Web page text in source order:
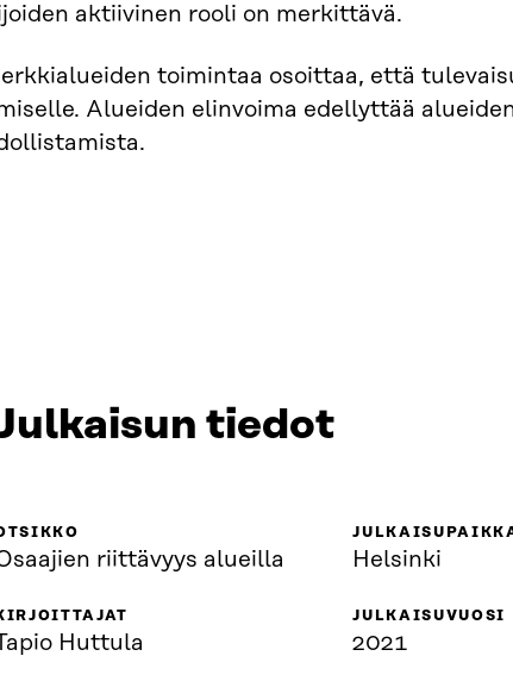
aktiivinen rooli on merkittävä.
toimintaa osoittaa, että
Alueiden elinvoima edellyttää
tiedot
riittävyys alueilla
Huttula
Helsinki
JULKAISUVUOSI
2021